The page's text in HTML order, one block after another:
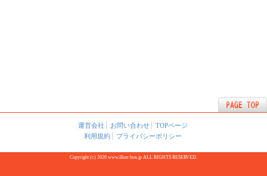
運営会社 お問い合わせ
TOPページ
利用規約
プライバシーポリシー
Copyright (c) 2026 www.illust-box.jp ALL RIGHTS RESERVED.